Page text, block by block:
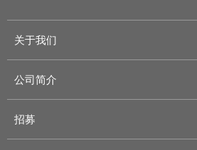
关于我们
公司简介
招募